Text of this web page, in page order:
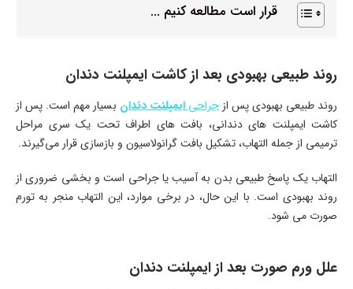
قرار است مطالعه کنیم ...
روند طبیعی بهبودی بعد از کاشت ایمپلنت دندان
روند طبیعی بهبودی پس ازجراحیایمپلنت دندان بسیار مهم است. پس از
کاشت ایمپلنت‌ های دندانی، بافت‌ های اطراف تحت یک سری مراحل
ترمیمی از جمله التهاب، تشکیل بافت گرانولاسیون و بازسازی قرار می‌گیرند.
التهاب یک پاسخ طبیعی بدن به آسیب یا جراحی است و بخشی ضروری از
روند بهبودی است. با این حال، در برخی موارد، این التهاب منجر به تورم
صورت می شود.
علل ورم صورت بعد از ایمپلنت دندان